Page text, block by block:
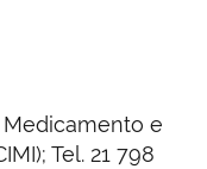
e
Tel. 21 798